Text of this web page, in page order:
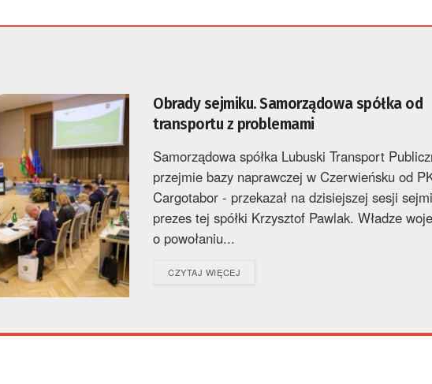
Obrady sejmiku. Samorządowa spółka od
transportu z problemami
Samorządowa spółka Lubuski Transport
przejmie bazy naprawczej w Czerwieńsku od
Cargotabor - przekazał na dzisiejszej sesji
prezes tej spółki Krzysztof Pawlak. Władze
o powołaniu...
CZYTAJ WIĘCEJ